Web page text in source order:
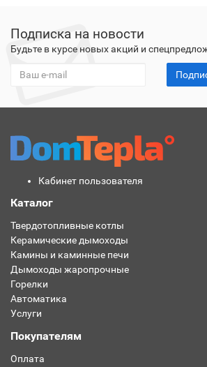
Подписка на новости
Будьте в курсе новых акций и
Кабинет пользователя
Каталог
Твердотопливные котлы
Керамические дымоходы
Камины и каминные печи
Дымоходы жаропрочные
Горелки
Автоматика
Услуги
Покупателям
Оплата